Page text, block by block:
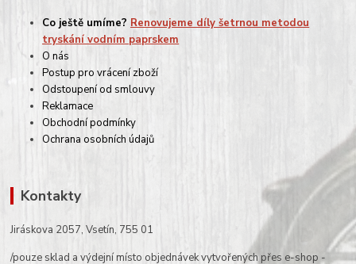
Co ještě umíme? Renovujeme díly šetrnou metodou
tryskání vodním paprskem
O nás
Postup pro vrácení zboží
Odstoupení od smlouvy
Reklamace
Obchodní podmínky
Ochrana osobních údajů
Kontakty
Jiráskova 2057, Vsetín, 755 01
/pouze sklad a výdejní místo objednávek vytvořených přes e-shop -